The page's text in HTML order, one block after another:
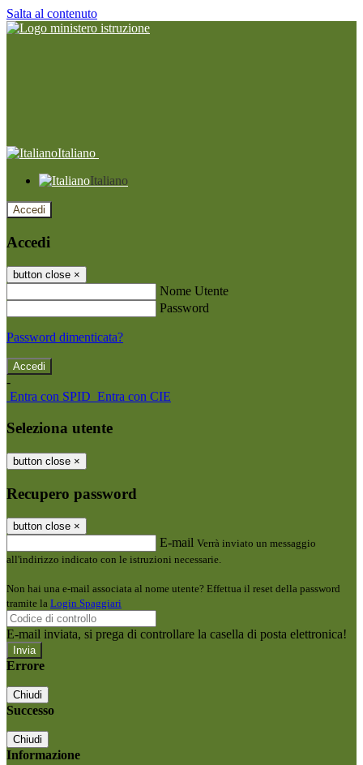
Salta al contenuto
Italiano
Italiano
Accedi
Accedi
button close ×
Nome Utente
Password
Password dimenticata?
-
Entra con SPID Entra con CIE
Seleziona utente
button close ×
Recupero password
button close ×
E-mail Verrà inviato un messaggio
all'indirizzo indicato con le istruzioni necessarie.
Non hai una e-mail associata al nome utente? Effettua il reset della password
tramite la Login Spaggiari
E-mail inviata, si prega di controllare la casella di posta elettronica!
Errore
Chiudi
Successo
Chiudi
Informazione